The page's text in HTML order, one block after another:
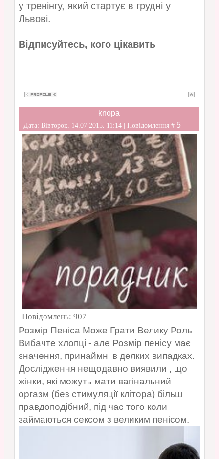
у тренінгу, який стартує в грудні у
Львові.
Відписуйтесь, кого цікавить
knopa
Дата: Вівторок, 14.07.2015, 11:14 | Повідомлення # 5
Повідомлень: 907
Розмір Пеніса Може Грати Велику Роль
Вибачте хлопці - але Розмір пенісу має
значення, принаймні в деяких випадках.
Дослідження нещодавно виявили , що
жінки, які можуть мати вагінальний
оргазм (без стимуляції клітора) більш
правдоподібний, під час того коли
займаються сексом з великим пенісом.